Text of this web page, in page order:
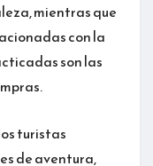
mientras que
con la
son las
turistas
de aventura,